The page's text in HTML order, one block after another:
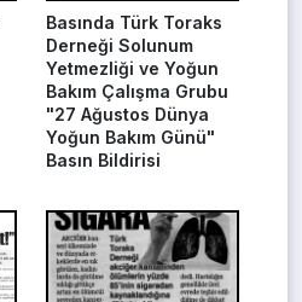
Basında Türk Toraks
Derneği Solunum
Yetmezliği ve Yoğun
Bakım Çalışma Grubu
"27 Ağustos Dünya
Yoğun Bakım Günü"
Basın Bildirisi